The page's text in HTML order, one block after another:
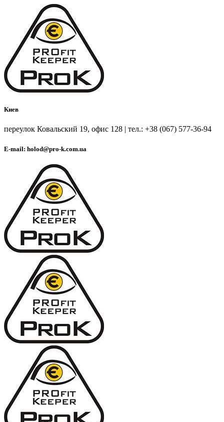
Киев
переулок Ковальский 19, офис 128 | тел.: +38 (067) 577-36-94
E-mail: holod@pro-k.com.ua